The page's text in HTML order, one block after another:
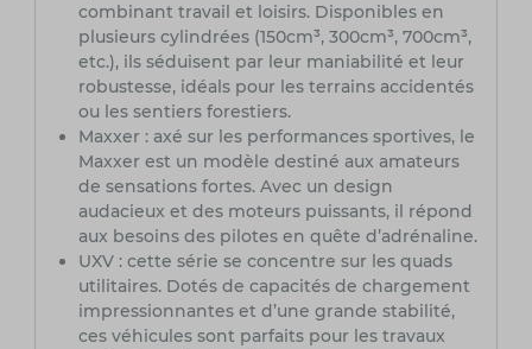
combinant travail et loisirs. Disponibles en
plusieurs cylindrées (150cm³, 300cm³, 700cm³,
etc.), ils séduisent par leur maniabilité et leur
robustesse, idéals pour les terrains accidentés
ou les sentiers forestiers.
Maxxer : axé sur les performances sportives, le
Maxxer est un modèle destiné aux amateurs
de sensations fortes. Avec un design
audacieux et des moteurs puissants, il répond
aux besoins des pilotes en quête d’adrénaline.
UXV : cette série se concentre sur les quads
utilitaires. Dotés de capacités de chargement
impressionnantes et d’une grande stabilité,
ces véhicules sont parfaits pour les travaux